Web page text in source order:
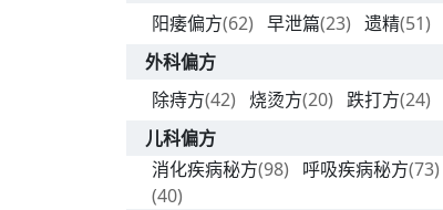
阳痿偏方(62) 早泄篇(23) 遗精(51)
外科偏方
除痔方(42) 烧烫方(20) 跌打方(24)
儿科偏方
消化疾病秘方(98) 呼吸疾病秘方(73)
(40)